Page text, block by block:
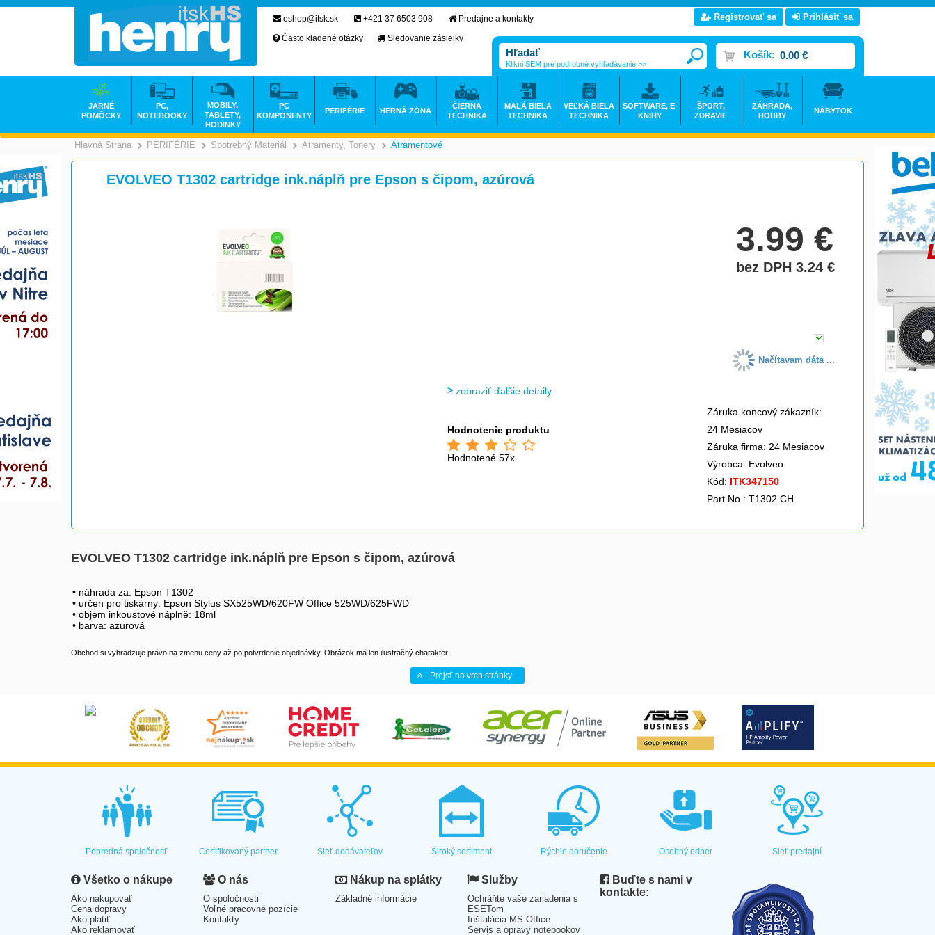
Hlavná Strana >
PERIFÉRIE >
Spotrebný Materiál >
Atramenty, Tonery >
Atramentové
EVOLVEO T1302 cartridge ink.náplň pre Epson s čipom, azúrová
3.99€
bez DPH 3.24€
Načítavam dáta ...
zobraziť ďalšie detaily
Hodnotenie produktu
Hodnotené 57x
Záruka koncový zákazník:
24 Mesiacov
Záruka firma: 24 Mesiacov
Výrobca: Evolveo
Kód: ITK347150
Part No.: T1302 CH
EVOLVEO T1302 cartridge ink.náplň pre Epson s čipom, azúrová
• náhrada za: Epson T1302
• určen pro tiskárny: Epson Stylus SX525WD/620FW Office 525WD/625FWD
• objem inkoustové náplně: 18ml
• barva: azurová
Obchod si vyhradzuje právo na zmenu ceny až po potvrdenie objednávky. Obrázok má len ilustračný charakter.
Prejsť na vrch stránky...
eshop@itsk.sk +421 37 6503 908
Predajne a kontakty
Často kladené otázky
Sledovanie zásielky
Registrovať sa Prihlásiť sa
Košík: 0.00 €
Klikni SEM pre podrobné vyhľadávanie >>
JARNÉ
POMÔCKY
PC,
NOTEBOOKY
MOBILY,
TABLETY,
HODINKY
PC
KOMPONENTY
PERIFÉRIE HERNÁ ZÓNA
ČIERNA
TECHNIKA
MALÁ BIELA
TECHNIKA
VEĽKÁ BIELA
TECHNIKA
SOFTWARE, E-
KNIHY
ŠPORT,
ZDRAVIE
ZÁHRADA,
HOBBY
NÁBYTOK
Popredná spoločnosť Certifikovaný partner Sieť dodávateľov Široký sortiment Rýchle doručenie Osobný odber Sieť predajní
Všetko o nákupe
Ako nakupovať
Cena dopravy
Ako platiť
Ako reklamovať
O nás
O spoločnosti
Voľné pracovné pozície
Kontakty
Nákup na splátky
Základné informácie
Služby
Ochráňte vaše zariadenia s
ESETom
Inštalácia MS Office
Servis a opravy notebookov
Buďte s nami v
kontakte: